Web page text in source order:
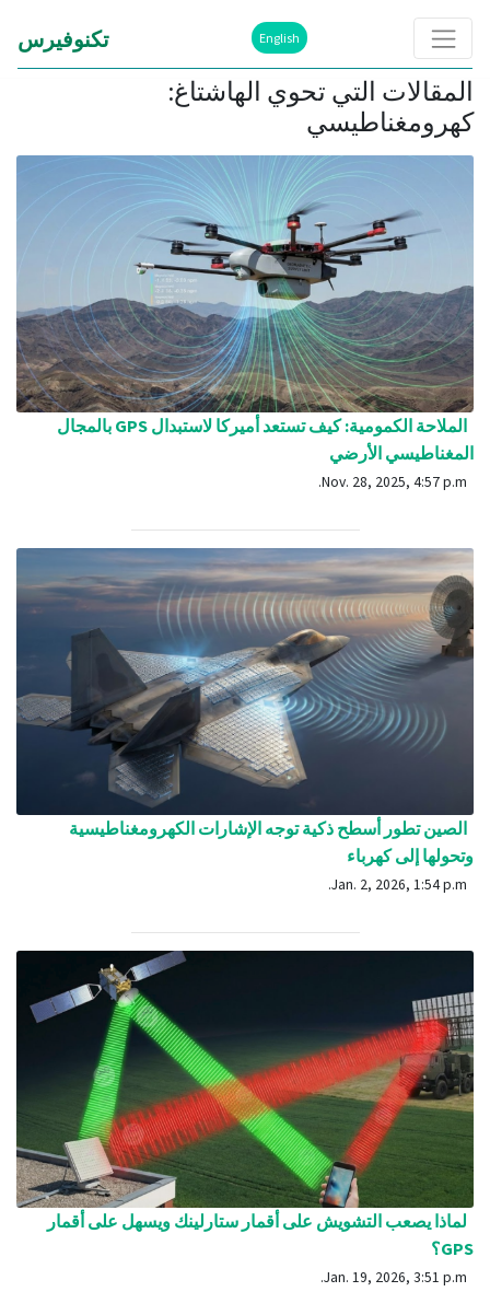
English تكنوفيرس
المقالات التي تحوي الهاشتاغ:
كهرومغناطيسي
الملاحة الكمومية: كيف تستعد أميركا لاستبدال GPS بالمجال
المغناطيسي الأرضي
الصين تطور أسطح ذكية توجه الإشارات الكهرومغناطيسية
وتحولها إلى كهرباء
لماذا يصعب التشويش على أقمار ستارلينك ويسهل على أقمار
GPS؟